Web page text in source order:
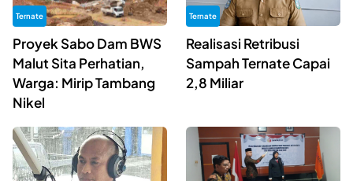
Ternate
Proyek Sabo Dam BWS
Malut Sita Perhatian,
Warga: Mirip Tambang
Nikel
Ternate
Realisasi Retribusi
Sampah Ternate Capai
2,8 Miliar